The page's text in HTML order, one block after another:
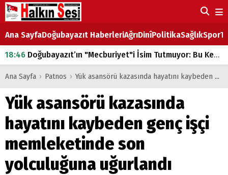
Ana SayfaDoğubayazıt HaberleriAğrıDinîPolitikaSağlıkSpor
18:46 Doğubayazıt’ın "Mecburiyet"i İsim Tutmuyor: Bu Kez de Mem u Zîn Oldu!
07:53Doğubayazıt’ta Ekmek Fiyatlarına Zam
07:16Doğubayazıt'ta çocukların sırtındaki ağır yük
07:00
DEVLET ve HÜKÜMET
18:29ÇARŞI CADDESİ YAZ BOZ TAHTASI
Ana Sayfa › Patnos › Yük asansörü kazasında hayatını kaybeden genç işçi memleketinde son yolculuğuna uğurlandı
Yük asansörü kazasında
hayatını kaybeden genç işçi
memleketinde son
yolculuğuna uğurlandı